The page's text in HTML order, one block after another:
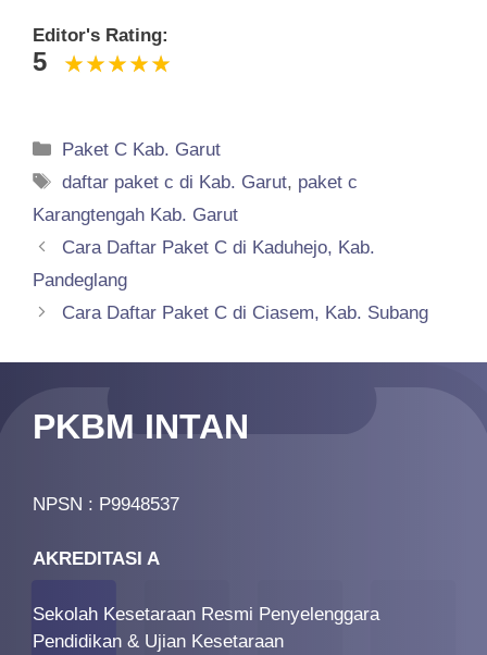
Editor's Rating:
5
Categories
Paket C Kab. Garut
Tags
daftar paket c di Kab. Garut, paket c
Karangtengah Kab. Garut
Cara Daftar Paket C di Kaduhejo, Kab.
Pandeglang
Cara Daftar Paket C di Ciasem, Kab. Subang
PKBM INTAN
NPSN : P9948537
AKREDITASI A
Sekolah Kesetaraan Resmi Penyelenggara
Pendidikan & Ujian Kesetaraan